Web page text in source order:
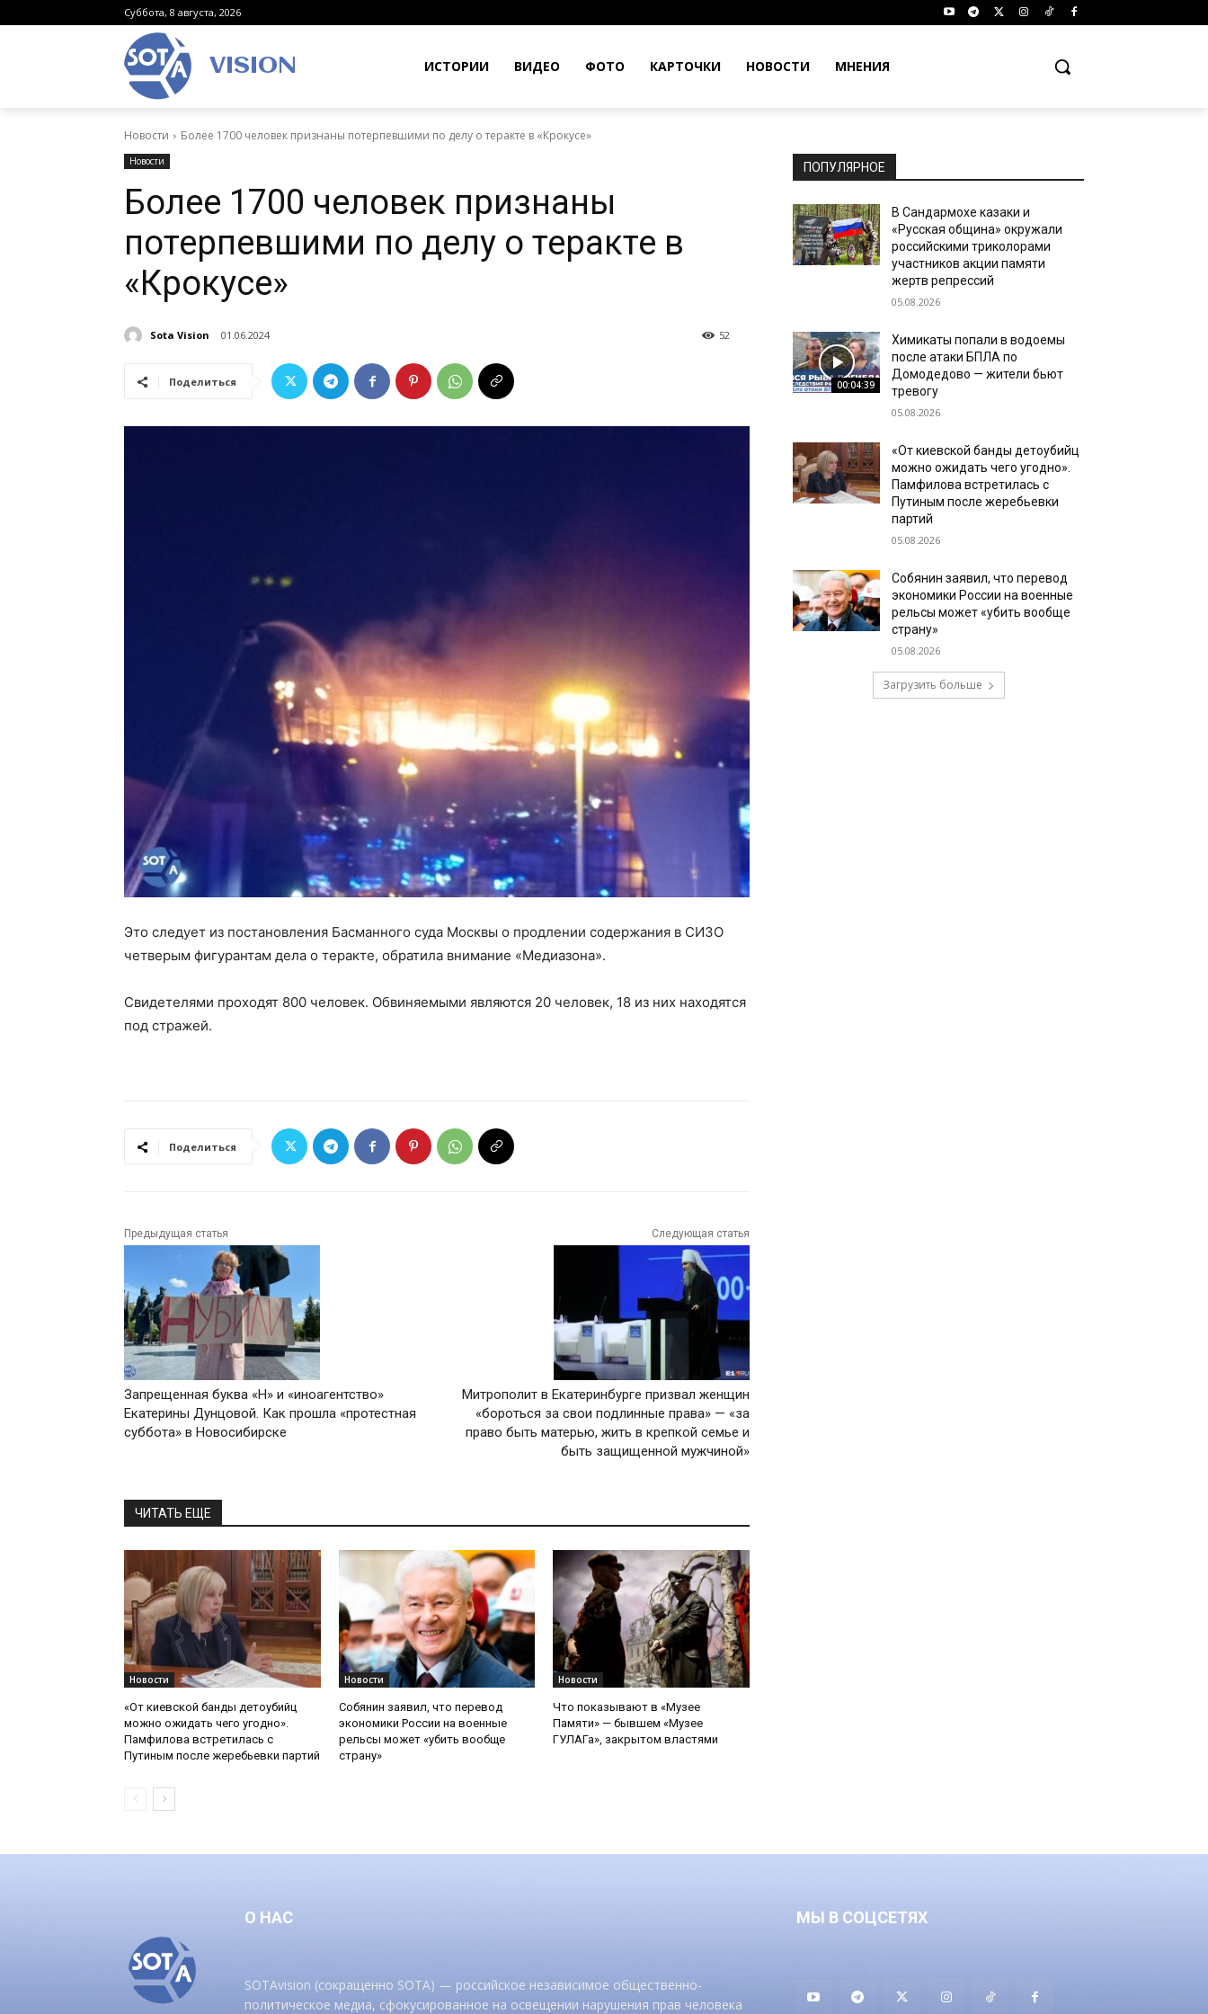
Суббота, 8 августа, 2026
VISION ИСТОРИИ ВИДЕО ФОТО КАРТОЧКИ НОВОСТИ МНЕНИЯ
Новости Более 1700 человек признаны потерпевшими по делу о теракте в «Крокусе»
Новости
Более 1700 человек признаны
потерпевшими по делу о теракте в
«Крокусе»
Sota Vision 01.06.2024 52
Поделиться
Это следует из постановления Басманного суда Москвы о продлении содержания в СИЗО
четверым фигурантам дела о теракте, обратила внимание «Медиазона».
Свидетелями проходят 800 человек. Обвиняемыми являются 20 человек, 18 из них находятся
под стражей.
Поделиться
Предыдущая статья
Запрещенная буква «Н» и «иноагентство»
Екатерины Дунцовой. Как прошла «протестная
суббота» в Новосибирске
Следующая статья
Митрополит в Екатеринбурге призвал женщин
«бороться за свои подлинные права» — «за
право быть матерью, жить в крепкой семье и
быть защищенной мужчиной»
ЧИТАТЬ ЕЩЕ
Новости
«От киевской банды детоубийц
можно ожидать чего угодно».
Памфилова встретилась с
Путиным после жеребьевки партий
Новости
Собянин заявил, что перевод
экономики России на военные
рельсы может «убить вообще
страну»
Новости
Что показывают в «Музее
Памяти» — бывшем «Музее
ГУЛАГа», закрытом властями
ПОПУЛЯРНОЕ
В Сандармохе казаки и
«Русская община» окружали
российскими триколорами
участников акции памяти
жертв репрессий
05.08.2026
00:04:39
Химикаты попали в водоемы
после атаки БПЛА по
Домодедово — жители бьют
тревогу
05.08.2026
«От киевской банды детоубийц
можно ожидать чего угодно».
Памфилова встретилась с
Путиным после жеребьевки
партий
05.08.2026
Собянин заявил, что перевод
экономики России на военные
рельсы может «убить вообще
страну»
05.08.2026
Загрузить больше
О НАС
SOTAvision (сокращенно SOTA) — российское независимое общественно-
политическое медиа, сфокусированное на освещении нарушения прав человека
МЫ В СОЦСЕТЯХ